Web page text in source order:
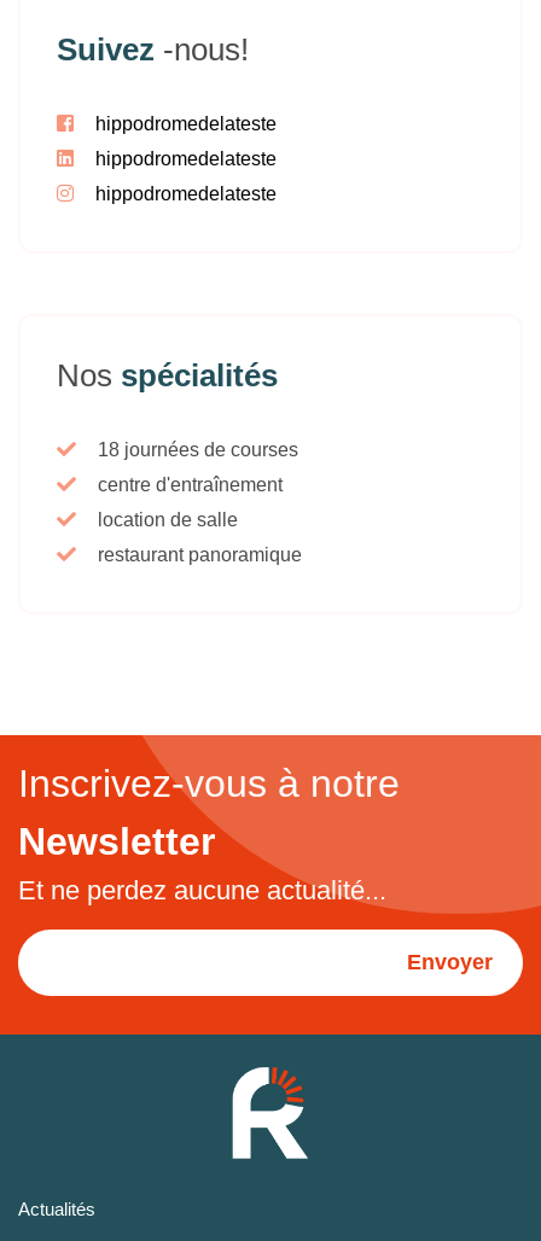
Suivez -nous!
hippodromedelateste
hippodromedelateste
hippodromedelateste
Nos spécialités
18 journées de courses
centre d'entraînement
location de salle
restaurant panoramique
Inscrivez-vous à notre
Newsletter
Et ne perdez aucune actualité...
Envoyer
Actualités